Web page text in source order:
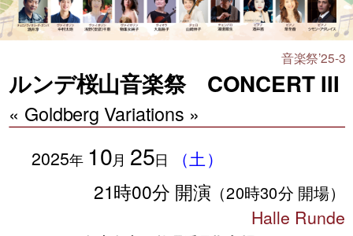
音楽祭’25-3
ルンデ桜山音楽祭 CONCERT III
« Goldberg Variations »
2025年 10月 25日 （土）
21時00分 開演 （20時30分 開場）
Halle Runde